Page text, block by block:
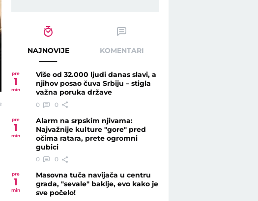
niko mi nije pomogao" - Telegraf.rs
NAJNOVIJE KOMENTARI
pre
1
min
Više od 32.000 ljudi danas slavi, a
njihov posao čuva Srbiju – stigla
važna poruka države
0 0
pre
1
min
Alarm na srpskim njivama:
Najvažnije kulture "gore" pred
očima ratara, prete ogromni
gubici
0 0
pre
1
min
Masovna tuča navijača u centru
grada, "sevale" baklje, evo kako je
sve počelo!